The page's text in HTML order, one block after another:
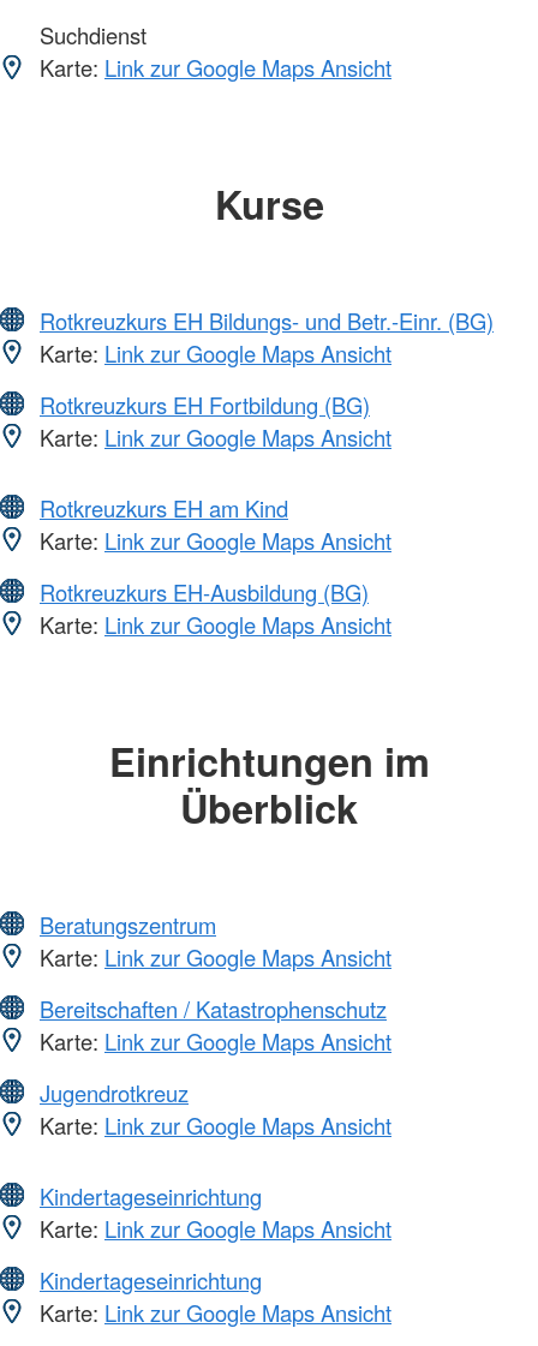
Suchdienst
Karte: Link zur Google Maps Ansicht
Kurse
Rotkreuzkurs EH Bildungs- und Betr.-Einr. (BG)
Karte: Link zur Google Maps Ansicht
Rotkreuzkurs EH Fortbildung (BG)
Karte: Link zur Google Maps Ansicht
Rotkreuzkurs EH am Kind
Karte: Link zur Google Maps Ansicht
Rotkreuzkurs EH-Ausbildung (BG)
Karte: Link zur Google Maps Ansicht
Einrichtungen im
Überblick
Beratungszentrum
Karte: Link zur Google Maps Ansicht
Bereitschaften / Katastrophenschutz
Karte: Link zur Google Maps Ansicht
Jugendrotkreuz
Karte: Link zur Google Maps Ansicht
Kindertageseinrichtung
Karte: Link zur Google Maps Ansicht
Kindertageseinrichtung
Karte: Link zur Google Maps Ansicht